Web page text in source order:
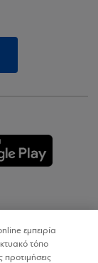
εμπειρία
τόπο
προτιμήσεις